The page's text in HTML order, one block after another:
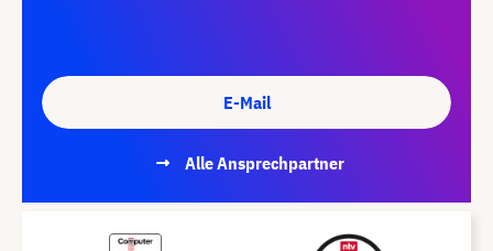
E-Mail
Alle Ansprechpartner